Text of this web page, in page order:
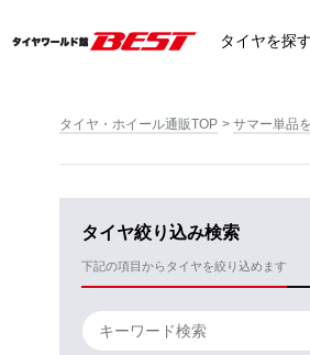
タイヤを探す
タイヤ・ホイール通販TOP サマー単品
タイヤ絞り込み検索
下記の項目からタイヤを絞り込めます